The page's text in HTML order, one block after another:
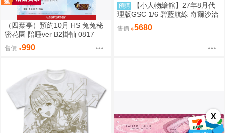
X
（四葉亭）預約10月 HS 兔兔秘
密花園 陪睡ver B2掛軸 0817
售價 990
預購
【小人物繪舘】27年8月代
理版GSC 1/6 碧藍航線 奇爾沙治
Springtime Data PVC完成品
售價 5680